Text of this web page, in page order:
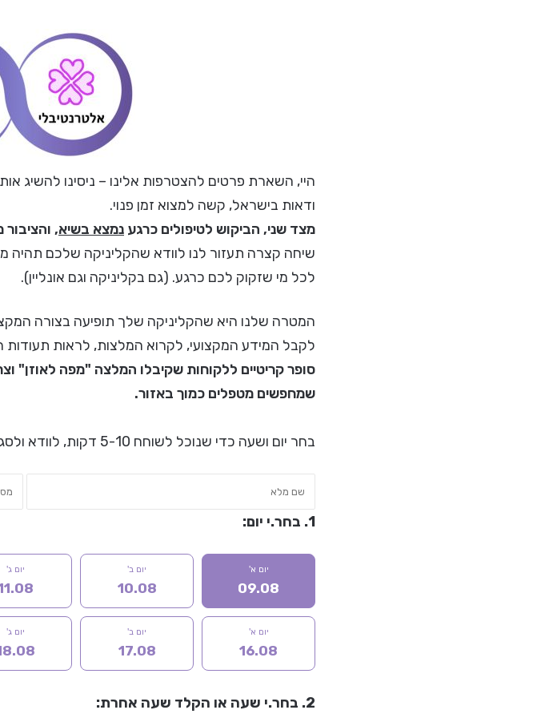
היי, השארת פרטים להצטרפות אלינו – ניסינו להשיג
ודאות בישראל, קשה למצוא זמן פנוי.
מצד שני, הביקוש לטיפולים כרגע נמצא בשיא, והציבור
שיחה קצרה תעזור לנו לוודא שהקליניקה שלכם תהיה
לכל מי שזקוק לכם כרגע. (גם בקליניקה וגם אונליין).
המטרה שלנו היא שהקליניקה שלך תופיעה בצורה
לקבל המידע המקצועי, לקרוא המלצות, לראות תעודות
סופר קריטיים ללקוחות שקיבלו המלצה "מפה לאוזן"
שמחפשים מטפלים כמוך באזור.
בחר יום ושעה כדי שנוכל לשוחח 5-10 דקות, לוודא ולסגור את כל הפרטים.
1. בחר.י יום:
יום א'
09.08
יום ב'
10.08
יום ג'
יום א'
16.08
יום ב'
17.08
יום ג'
2. בחר.י שעה או הקלד שעה אחרת: